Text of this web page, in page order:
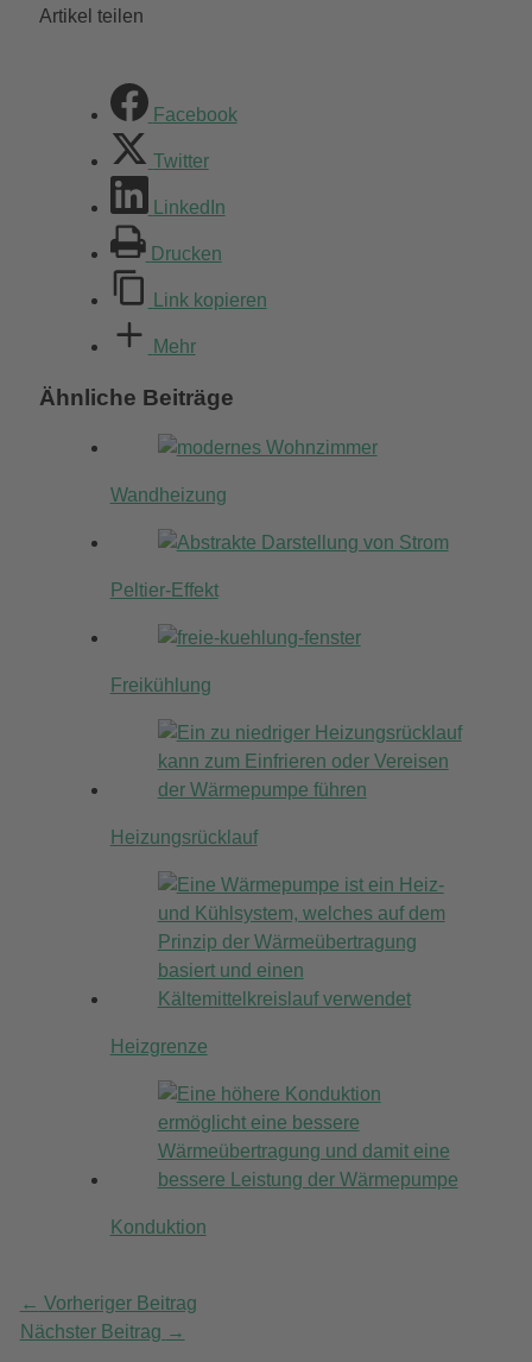
Artikel teilen
Facebook
Twitter
LinkedIn
Drucken
Link kopieren
Mehr
Ähnliche Beiträge
Wandheizung
Peltier-Effekt
Freikühlung
Heizungsrücklauf
Heizgrenze
Konduktion
← Vorheriger Beitrag
Nächster Beitrag →